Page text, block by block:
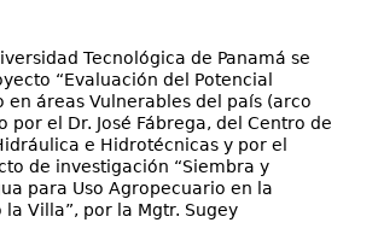
Tecnológica de Panamá se
“Evaluación del Potencial
en áreas Vulnerables del país (arco
por el Dr. José Fábrega, del Centro de
e Hidrotécnicas y por el
de investigación “Siembra y
para Uso Agropecuario en la
la Villa”, por la Mgtr. Sugey